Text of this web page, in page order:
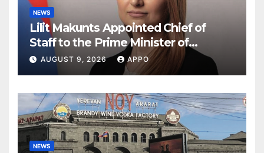
NEWS
Lilit Makunts Appointed Chief of
Staff to the Prime Minister of
Armenia
AUGUST 9, 2026 APPO
NEWS